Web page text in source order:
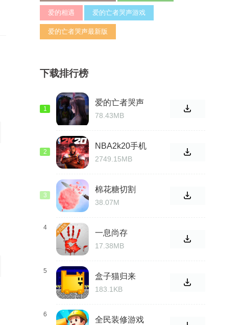
爱的相遇 爱的亡者哭声游戏
爱的亡者哭声最新版
下载排行榜
1
爱的亡者哭声
官方版
78.43MB
2
NBA2k20手机
直装版 游戏
2749.15MB
3
棉花糖切割
38.07M
4
一息尚存
17.38MB
5
盒子猫归来
183.1KB
6
全民装修游戏